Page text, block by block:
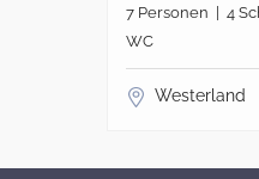
7 Personen | 4
WC
Westerland